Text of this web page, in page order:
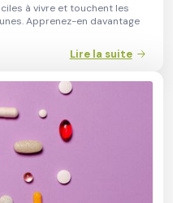
à vivre et touchent les
Apprenez-en davantage
Lire la suite